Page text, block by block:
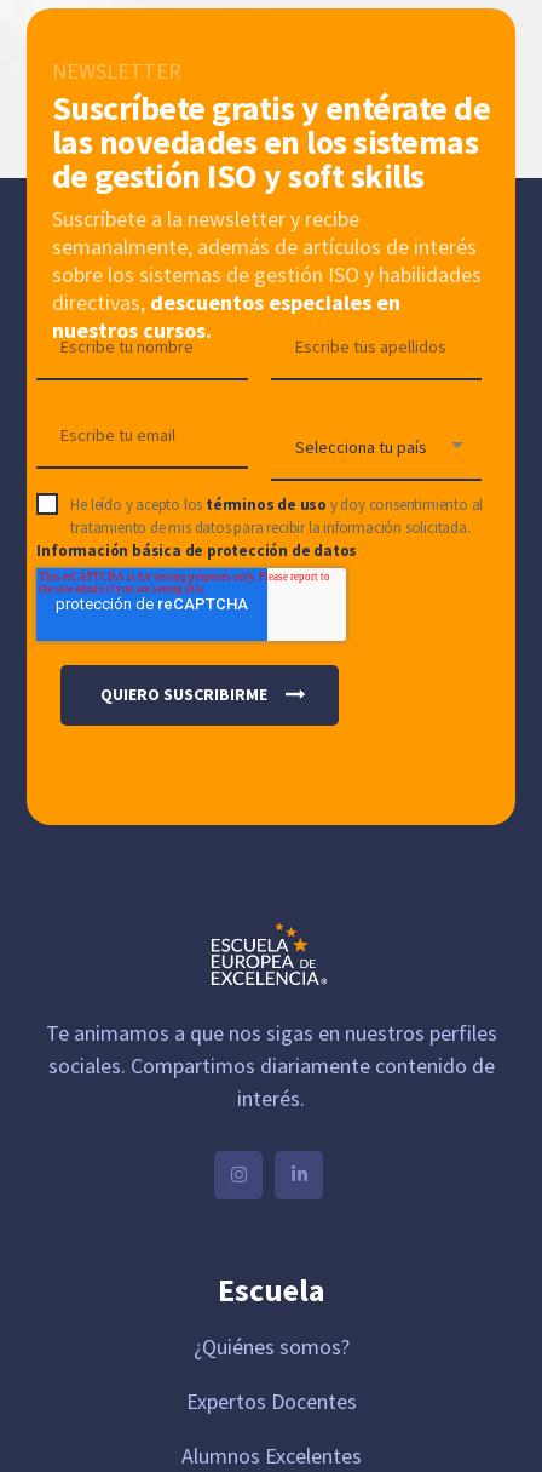
NEWSLETTER
Suscríbete gratis y entérate de
las novedades en los sistemas
de gestión ISO y soft skills
Suscríbete a la newsletter y recibe
semanalmente, además de artículos de interés
sobre los sistemas de gestión ISO y habilidades
directivas, descuentos especiales en
nuestros cursos.
He leído y acepto los términos de uso y doy consentimiento al
tratamiento de mis datos para recibir la información solicitada.
Información básica de protección de datos
Te animamos a que nos sigas en nuestros perfiles
sociales. Compartimos diariamente contenido de
interés.
Escuela
¿Quiénes somos?
Expertos Docentes
Alumnos Excelentes